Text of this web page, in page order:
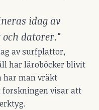
idag av
datorer."
av surfplattor,
har läroböcker blivit
har man vräkt
forskningen visar att